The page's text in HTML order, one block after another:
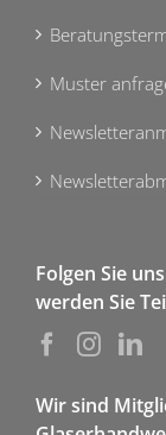
Muster
Folgen Sie
werden Sie
Wir sind